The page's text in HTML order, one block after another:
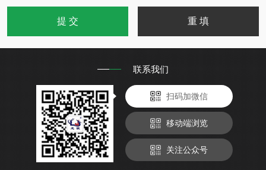
联系我们
扫码加微信
移动端浏览
关注公众号